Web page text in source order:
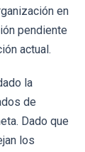
en
pendiente
actual.
la
de
Dado que
los